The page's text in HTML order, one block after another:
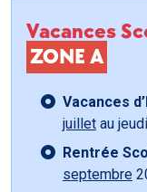
Vacances
ZONE A
Vacances
juillet au jeudi
Rentrée
septembre